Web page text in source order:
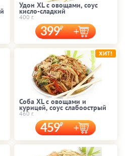
Удон XL с овощами, соус
кисло-сладкий
400 г.
399
Соба XL с овощами и
курицей, соус слабоострый
460 г.
459
ХИТ!